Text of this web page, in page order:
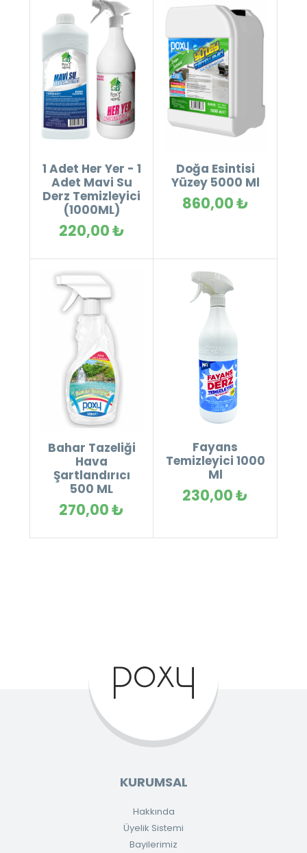
1 Adet Her Yer - 1
Adet Mavi Su
Derz Temizleyici
(1000ML)
220,00 ₺
Doğa Esintisi
Yüzey 5000 Ml
860,00 ₺
Bahar Tazeliği
Hava
Şartlandırıcı
500 ML
270,00 ₺
Fayans
Temizleyici 1000
Ml
230,00 ₺
KURUMSAL
Hakkında
Üyelik Sistemi
Bayilerimiz